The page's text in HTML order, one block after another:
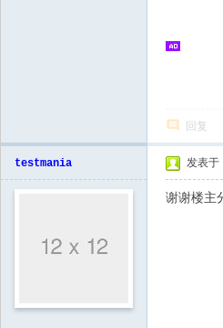
回复
testmania 发表
谢谢楼主